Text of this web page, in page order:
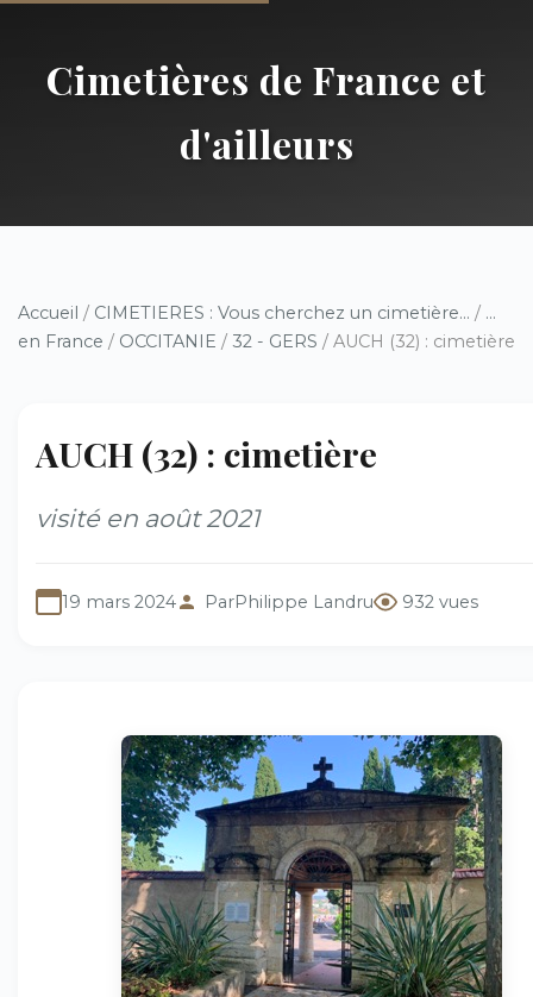
Cimetières de France et
d'ailleurs
Accueil / CIMETIERES : Vous cherchez un cimetière... / ...
en France / OCCITANIE / 32 - GERS / AUCH (32) : cimetière
AUCH (32) : cimetière
visité en août 2021
19 mars 2024 ParPhilippe Landru 932 vues